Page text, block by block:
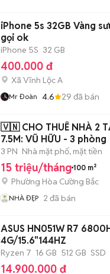
iPhone 5s 32GB Vàng
gọi ok
iPhone 5S 32 GB
400.000 đ
Xã Vĩnh Lộc A
Mr Đoàn 4.6 29 đã bán
🇻🇳 CHO THUÊ NHÀ 2
7.5M: VŨ HỮU - 3 phòng
3 PN Nhà mặt phố, mặt tiền
15 triệu/tháng 100 m²
Phường Hòa Cường Bắc
NHÀ ĐẸP 2 đã bán
ASUS HN051W R7
4G/15.6"144HZ
Ryzen 7 16 GB 512 GB SSD
14.900.000 đ